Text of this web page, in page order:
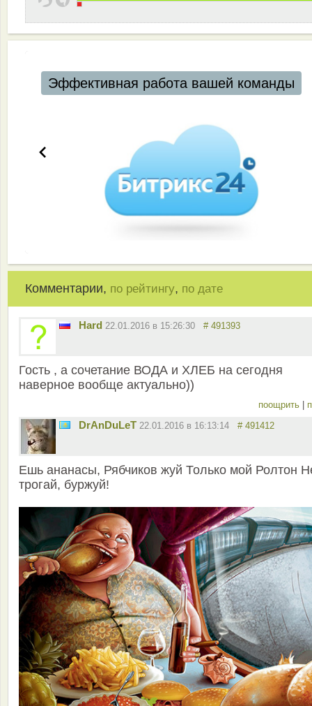
Эффективная работа вашей команды
Комментарии, по рейтингу, по дате
Hard 22.01.2016 в 15:26:30 # 491393
Гость , а сочетание ВОДА и ХЛЕБ на сегодня
наверное вообще актуально))
поощрить |
DrAnDuLeT 22.01.2016 в 16:13:14 # 491412
Ешь ананасы, Рябчиков жуй Только мой Ролтон
трогай, буржуй!